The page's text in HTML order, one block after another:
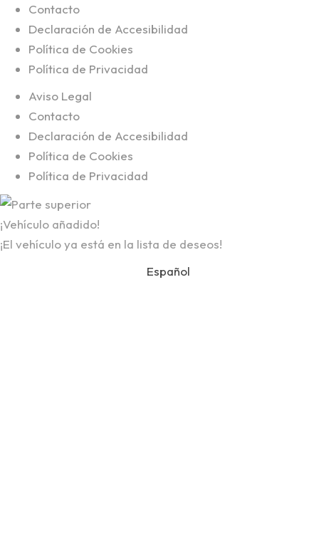
Contacto
Declaración de Accesibilidad
Política de Cookies
Política de Privacidad
Aviso Legal
Contacto
Declaración de Accesibilidad
Política de Cookies
Política de Privacidad
¡Vehículo añadido!
¡El vehículo ya está en la lista de deseos!
Español